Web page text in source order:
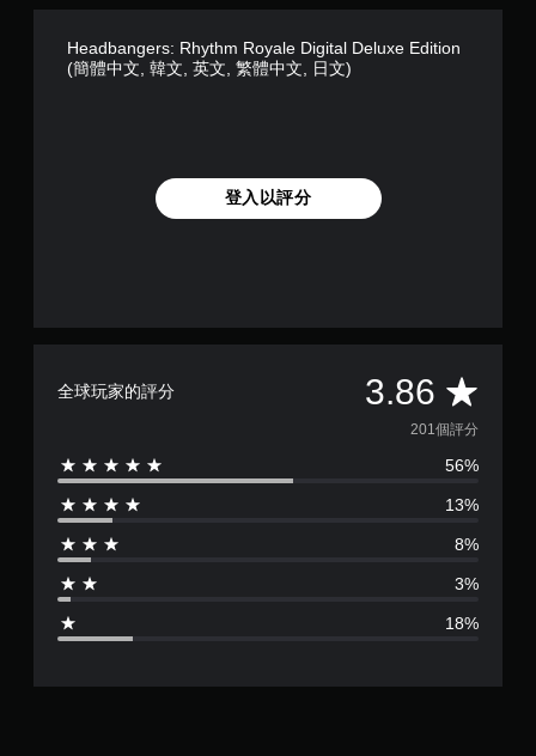
Headbangers: Rhythm Royale Digital Deluxe Edition
(簡體中文, 韓文, 英文, 繁體中文, 日文)
登入以評分
全球玩家的評分 3.86 平
均
評
分
3
8
201個評分
56%
13%
8%
3%
18%